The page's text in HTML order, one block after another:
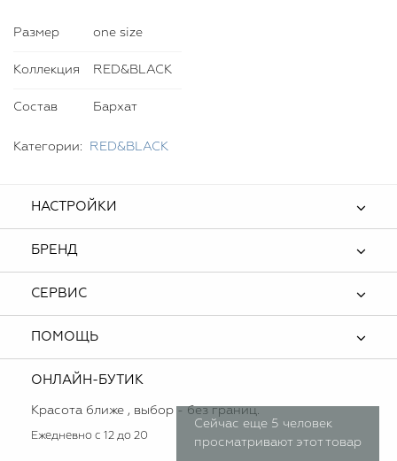
Сейчас еще 5 человек
просматривают этот товар
Размер one size
Коллекция RED&BLACK
Состав Бархат
Категории: RED&BLACK
НАСТРОЙКИ
БРЕНД
СЕРВИС
ПОМОЩЬ
ОНЛАЙН-БУТИК
Красота ближе , выбор - без границ.
Ежедневно с 12 до 20